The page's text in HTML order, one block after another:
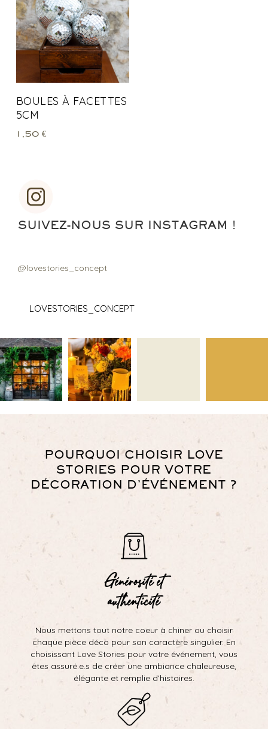
BOULES À FACETTES
5CM
1,50 €
SUIVEZ-NOUS SUR INSTAGRAM !
@lovestories_concept
LOVESTORIES_CONCEPT
POURQUOI CHOISIR LOVE
STORIES POUR VOTRE
DÉCORATION D’ÉVÉNEMENT ?
Générosité et
authenticité
Nous mettons tout notre coeur à chiner ou choisir
chaque pièce déco pour son caractère singulier. En
choisissant Love Stories pour votre événement, vous
êtes assuré.e.s de créer une ambiance chaleureuse,
élégante et remplie d’histoires.